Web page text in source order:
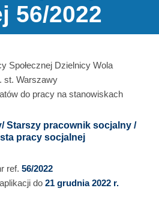
56/2022
Społecznej Dzielnicy Wola
st. Warszawy
do pracy na stanowiskach
Starszy pracownik socjalny /
pracy socjalnej
ref. 56/2022
do 21 grudnia 2022 r.